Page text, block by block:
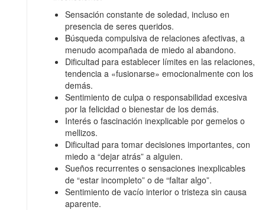
Sensación constante de soledad, incluso en
presencia de seres queridos.
Búsqueda compulsiva de relaciones afectivas, a
menudo acompañada de miedo al abandono.
Dificultad para establecer límites en las relaciones,
tendencia a «fusionarse» emocionalmente con los
demás.
Sentimiento de culpa o responsabilidad excesiva
por la felicidad o bienestar de los demás.
Interés o fascinación inexplicable por gemelos o
mellizos.
Dificultad para tomar decisiones importantes, con
miedo a “dejar atrás” a alguien.
Sueños recurrentes o sensaciones inexplicables
de “estar incompleto” o de “faltar algo”.
Sentimiento de vacío interior o tristeza sin causa
aparente.